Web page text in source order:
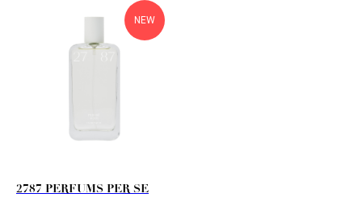
NEW
2787 PERFUMS PER SE